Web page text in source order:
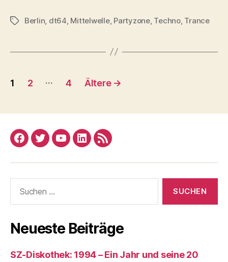
Schlagwörter
Berlin dt64 Mittelwelle, Partyzone, Techno, Trance
Seitennummerierung
Beiträge
1 2 … 4 Ältere →
Facebook
TwitterYouTube
LinkedRSS
nach:
Neueste Beiträge
SZ-Diskothek: 1994 – Ein Jahr und seine 20